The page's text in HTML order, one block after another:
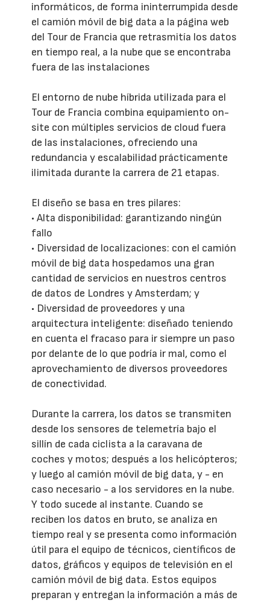
informáticos, de forma ininterrumpida desde
el camión móvil de big data a la página web
del Tour de Francia que retrasmitía los datos
en tiempo real, a la nube que se encontraba
fuera de las instalaciones
El entorno de nube híbrida utilizada para el
Tour de Francia combina equipamiento on-
site con múltiples servicios de cloud fuera
de las instalaciones, ofreciendo una
redundancia y escalabilidad prácticamente
ilimitada durante la carrera de 21 etapas.
El diseño se basa en tres pilares:
• Alta disponibilidad: garantizando ningún
fallo
• Diversidad de localizaciones: con el camión
móvil de big data hospedamos una gran
cantidad de servicios en nuestros centros
de datos de Londres y Amsterdam; y
• Diversidad de proveedores y una
arquitectura inteligente: diseñado teniendo
en cuenta el fracaso para ir siempre un paso
por delante de lo que podría ir mal, como el
aprovechamiento de diversos proveedores
de conectividad.
Durante la carrera, los datos se transmiten
desde los sensores de telemetría bajo el
sillín de cada ciclista a la caravana de
coches y motos; después a los helicópteros;
y luego al camión móvil de big data, y - en
caso necesario - a los servidores en la nube.
Y todo sucede al instante. Cuando se
reciben los datos en bruto, se analiza en
tiempo real y se presenta como información
útil para el equipo de técnicos, científicos de
datos, gráficos y equipos de televisión en el
camión móvil de big data. Estos equipos
preparan y entregan la información a más de